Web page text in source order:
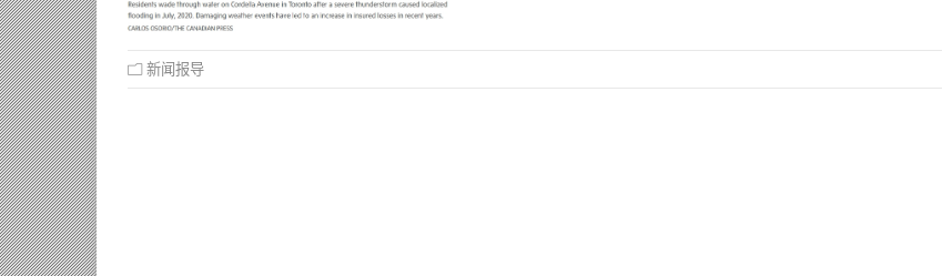
新闻报导